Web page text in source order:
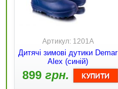
Артикул: 1201A
Дитячі зимові дутики Demar
Alex (синій)
899грн.